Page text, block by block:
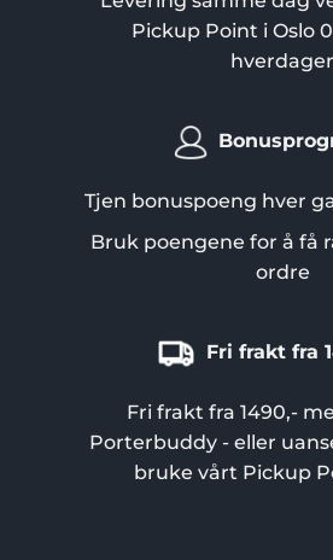
Pickup Point i Oslo
hverdager
Tjen bonuspoeng hver
Bruk poengene for å få
ordre
Fri frakt fra
Fri frakt fra 1490,-
Porterbuddy - eller
bruke vårt Pickup